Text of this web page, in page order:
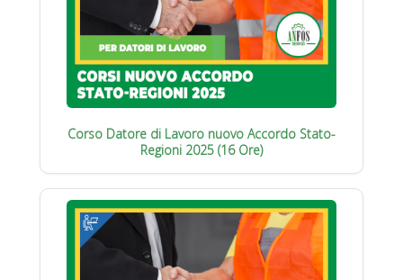
Corso Datore di Lavoro nuovo Accordo Stato-
Regioni 2025 (16 Ore)